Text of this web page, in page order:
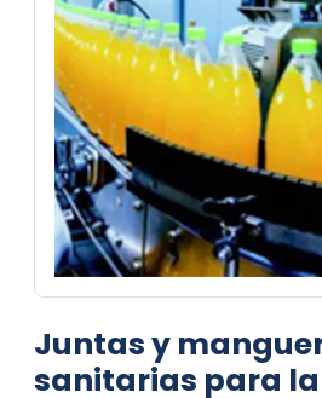
Juntas y
sanitarias para